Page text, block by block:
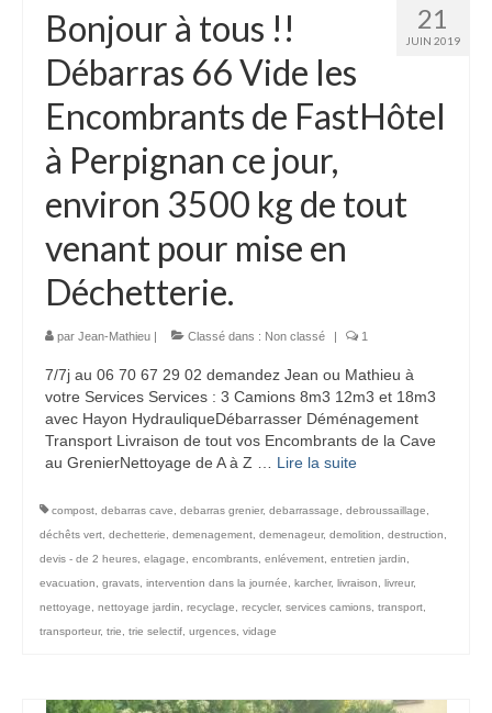
21
JUIN 2019
Bonjour à tous !!
Débarras 66 Vide les
Encombrants de FastHôtel
à Perpignan ce jour,
environ 3500 kg de tout
venant pour mise en
Déchetterie.
par Jean-Mathieu | Classé dans : Non classé | 1
7/7j au 06 70 67 29 02 demandez Jean ou Mathieu à
votre Services Services : 3 Camions 8m3 12m3 et 18m3
avec Hayon HydrauliqueDébarrasser Déménagement
Transport Livraison de tout vos Encombrants de la Cave
au GrenierNettoyage de A à Z … Lire la suite­­
compost debarras cave debarras grenier, debarrassage debroussaillage
déchêts vert dechetterie demenagement demenageur, demolition destruction
devis - de 2 heures elagage encombrants enlévement entretien jardin
evacuation
gravats intervention dans la journée karcher, livraison livreur,
nettoyage
nettoyage jardin recyclage recycler, services camions transport
transporteur, trie trie selectif urgences vidage